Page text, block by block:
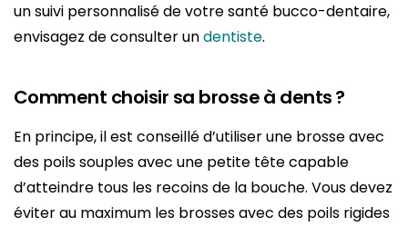
un suivi personnalisé de votre santé bucco-dentaire,
envisagez de consulter undentiste.
Comment choisir sa brosse à dents ?
En principe, il est conseillé d’utiliser une brosse avec
des poils souples avec une petite tête capable
d’atteindre tous les recoins de la bouche. Vous devez
éviter au maximum les brosses avec des poils rigides